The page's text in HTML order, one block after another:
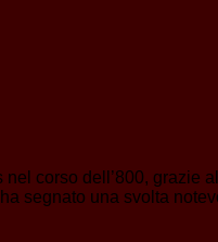
corso dell’800,
segnato una svolta